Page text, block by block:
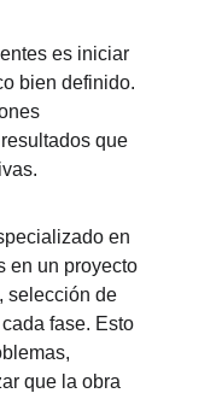
es iniciar
bien definido.
que
en
en un proyecto
selección de
fase. Esto
que la obra